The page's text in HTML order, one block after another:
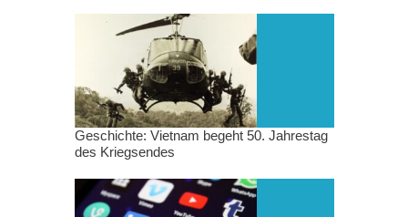
Geschichte: Vietnam begeht 50. Jahrestag
des Kriegsendes